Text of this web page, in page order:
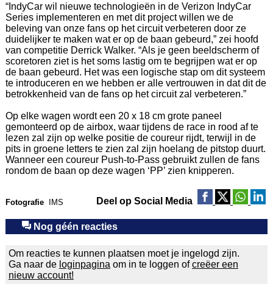
“IndyCar wil nieuwe technologieën in de Verizon IndyCar
Series implementeren en met dit project willen we de
beleving van onze fans op het circuit verbeteren door ze
duidelijker te maken wat er op de baan gebeurd,” zei hoofd
van competitie Derrick Walker. “Als je geen beeldscherm of
scoretoren ziet is het soms lastig om te begrijpen wat er op
de baan gebeurd. Het was een logische stap om dit systeem
te introduceren en we hebben er alle vertrouwen in dat dit de
betrokkenheid van de fans op het circuit zal verbeteren.”
Op elke wagen wordt een 20 x 18 cm grote paneel
gemonteerd op de airbox, waar tijdens de race in rood af te
lezen zal zijn op welke positie de coureur rijdt, terwijl in de
pits in groene letters te zien zal zijn hoelang de pitstop duurt.
Wanneer een coureur Push-to-Pass gebruikt zullen de fans
rondom de baan op deze wagen ‘PP’ zien knipperen.
Fotografie IMS Deel op Social Media
Nog géén reacties
Om reacties te kunnen plaatsen moet je ingelogd zijn.
Ga naar de loginpagina om in te loggen ofcreëer een
nieuw account!